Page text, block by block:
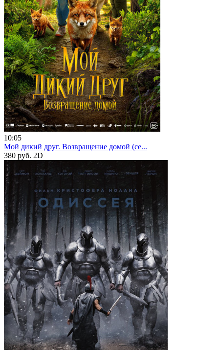
10:05
Мой дикий друг. Возвращение домой (се...
380 руб. 2D